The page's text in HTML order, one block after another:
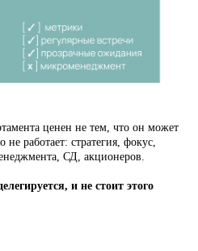
ценен не тем, что он может
не работает: стратегия, фокус,
СД, акционеров.
и не стоит этого